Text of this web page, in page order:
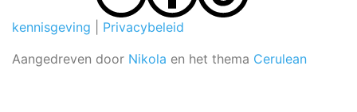
kennisgeving
Privacybeleid
Aangedreven door Nikola en het thema Cerulean